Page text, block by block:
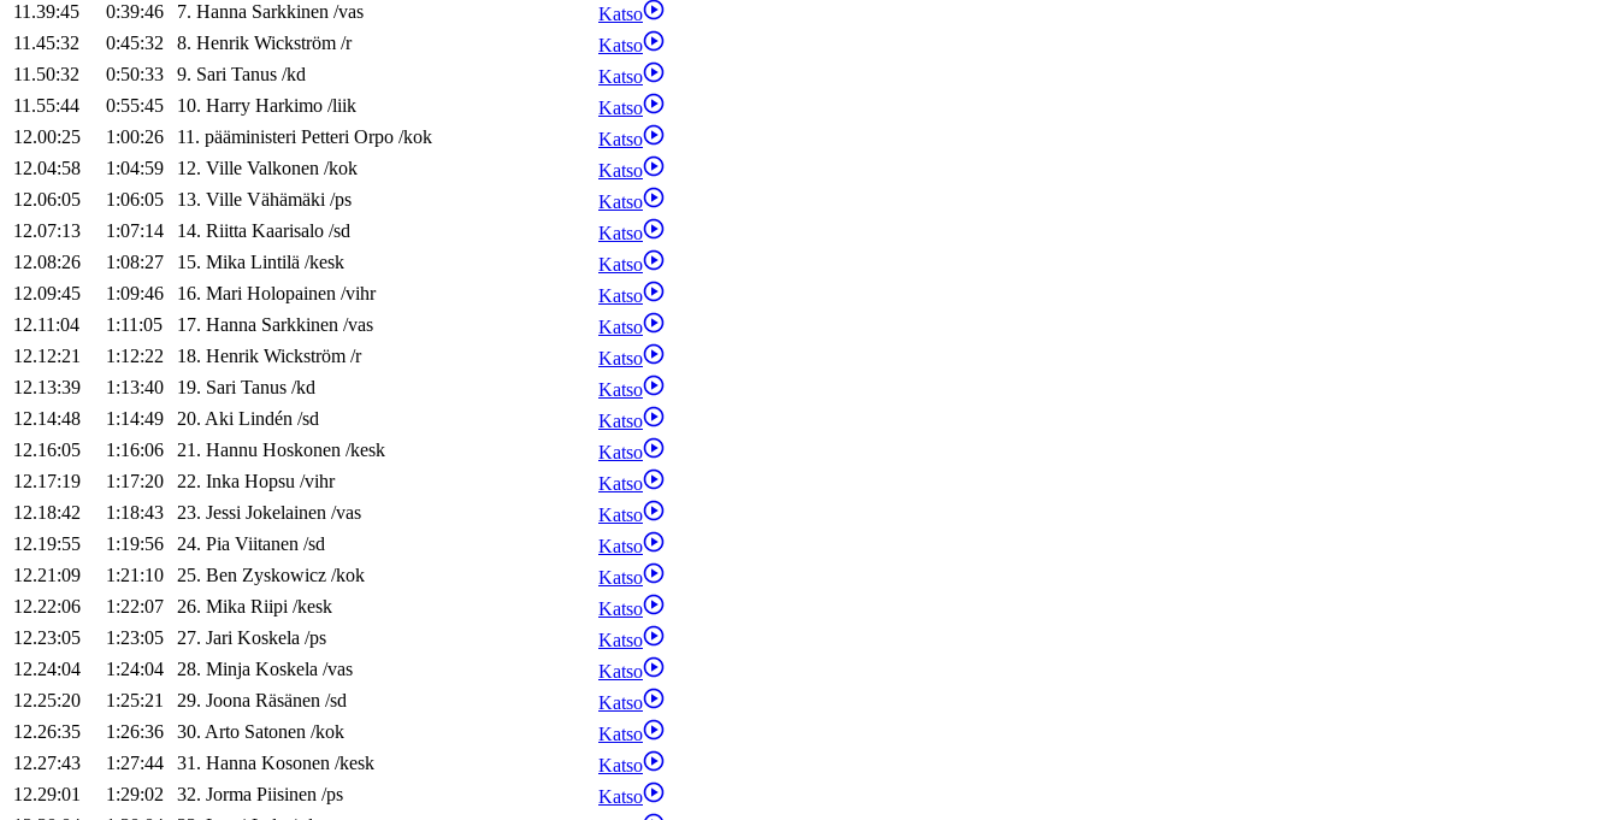
11.39:45
0:39:46 7. Hanna Sarkkinen /vas
Katso
11.45:32
0:45:32 8. Henrik Wickström /r
Katso
11.50:32
0:50:33 9. Sari Tanus /kd
Katso
11.55:44
0:55:45 10. Harry Harkimo /liik
Katso
12.00:25
1:00:26 11. pääministeri Petteri Orpo /kok
Katso
12.04:58
1:04:59 12. Ville Valkonen /kok
Katso
12.06:05
1:06:05 13. Ville Vähämäki /ps
Katso
12.07:13
1:07:14 14. Riitta Kaarisalo /sd
Katso
12.08:26
1:08:27 15. Mika Lintilä /kesk
Katso
12.09:45
1:09:46 16. Mari Holopainen /vihr
Katso
12.11:04
1:11:05 17. Hanna Sarkkinen /vas
Katso
12.12:21
1:12:22 18. Henrik Wickström /r
Katso
12.13:39
1:13:40 19. Sari Tanus /kd
Katso
12.14:48
1:14:49 20. Aki Lindén /sd
Katso
12.16:05
1:16:06 21. Hannu Hoskonen /kesk
Katso
12.17:19
1:17:20 22. Inka Hopsu /vihr
Katso
12.18:42
1:18:43 23. Jessi Jokelainen /vas
Katso
12.19:55
1:19:56 24. Pia Viitanen /sd
Katso
12.21:09
1:21:10 25. Ben Zyskowicz /kok
Katso
12.22:06
1:22:07 26. Mika Riipi /kesk
Katso
12.23:05
1:23:05 27. Jari Koskela /ps
Katso
12.24:04
1:24:04 28. Minja Koskela /vas
Katso
12.25:20
1:25:21 29. Joona Räsänen /sd
Katso
12.26:35
1:26:36 30. Arto Satonen /kok
Katso
12.27:43
1:27:44 31. Hanna Kosonen /kesk
Katso
12.29:01
1:29:02 32. Jorma Piisinen /ps
Katso